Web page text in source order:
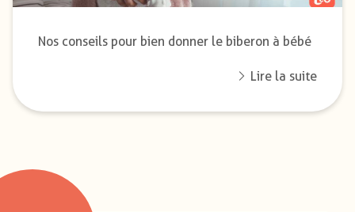
Nos conseils pour bien donner le biberon à bébé
Lire la suite